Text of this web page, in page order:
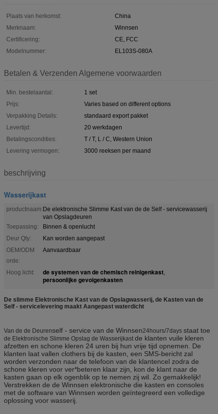
Plaats van herkomst:
China
Merknaam:
Winnsen
Certificering:
CE, FCC
Modelnummer:
EL103S-080A
Betalen & Verzenden Algemene voorwaarden
Min. bestelaantal:
1 set
Prijs:
Varies based on different options
Verpakking Details:
standaard export pakket
Levertijd:
20 werkdagen
Betalingscondities:
T / T, L / C, Western Union
Levering vermogen:
3000 reeksen per maand
beschrijving
Wasserijkast
productnaam:De elektronische Slimme Kast van de de Self - servicewasserij
van Opslagdeuren
Toepassing:
Binnen & openlucht
Deur Qty:
Kan worden aangepast
OEM/ODM
orde:
Aanvaardbaar
Hoog licht: de systemen van de chemisch reinigenkast,
persoonlijke gevolgenkasten
De slimme Elektronische Kast van de Opslagwasserij, de Kasten van de
Self - servicelevering maakt Aangepast waterdicht
Van de de Deurenself - service van de Winnsen24hours/7days staat toe
de Elektronische Slimme Opslag de Wasserijkast de klanten vuile kleren
afzetten en schone kleren 24 uren bij hun vrije tijd opnemen. De
klanten laat vallen clothers bij de kasten, een SMS-bericht zal
worden verzonden naar de telefoon van de klantencel zodra de
schone kleren voor ver*beteren klaar zijn, kon de klant naar de
kasten gaan op elk ogenblik op te nemen zij wil. Zo gemakkelijk!
Verstrekken de de Winnsen elektronische die kasten en consoles
met de software van Winnsen worden geïntegreerd een volledige
oplossing voor wasserij.